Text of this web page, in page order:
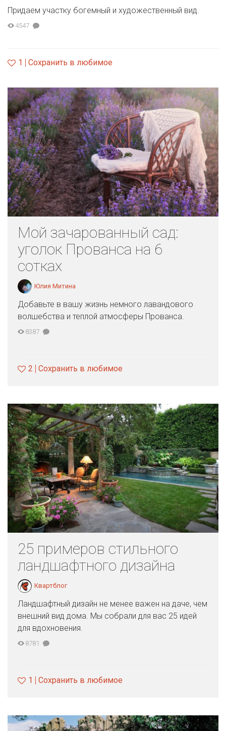
Придаем участку богемный и художественный вид.
4547
1 Сохранить в любимое
Мой зачарованный сад:
уголок Прованса на 6
сотках
Юлия Митина
Добавьте в вашу жизнь немного лавандового
волшебства и теплой атмосферы Прованса.
8387
2 Сохранить в любимое
25 примеров стильного
ландшафтного дизайна
Квартблог
Ландшафтный дизайн не менее важен на даче, чем
внешний вид дома. Мы собрали для вас 25 идей
для вдохновения.
8781
1 Сохранить в любимое